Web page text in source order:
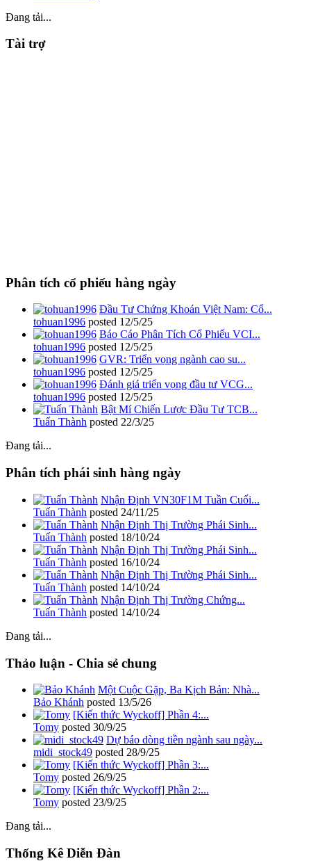
Đang tải...
Tài trợ
Phân tích cổ phiếu hàng ngày
Đầu Tư Chứng Khoán Việt Nam: Cổ...
tohuan1996 posted 12/5/25
Báo Cáo Phân Tích Cổ Phiếu VCI...
tohuan1996 posted 12/5/25
GVR: Triển vọng ngành cao su...
tohuan1996 posted 12/5/25
Đánh giá triển vọng đầu tư VCG...
tohuan1996 posted 12/5/25
Bật Mí Chiến Lược Đầu Tư TCB...
Tuấn Thành posted 22/3/25
Đang tải...
Phân tích phái sinh hàng ngày
Nhận Định VN30F1M Tuần Cuối...
Tuấn Thành posted 24/11/25
Nhận Định Thị Trường Phái Sinh...
Tuấn Thành posted 18/10/24
Nhận Định Thị Trường Phái Sinh...
Tuấn Thành posted 16/10/24
Nhận Định Thị Trường Phái Sinh...
Tuấn Thành posted 14/10/24
Nhận Định Thị Trường Chứng...
Tuấn Thành posted 14/10/24
Đang tải...
Thảo luận - Chia sẻ chung
Một Cuộc Gặp, Ba Kịch Bản: Nhà...
Bảo Khánh posted 13/5/26
[Kiến thức Wyckoff] Phần 4:...
Tomy posted 30/9/25
Dự báo dòng tiền ngành sau ngày...
midi_stock49 posted 28/9/25
[Kiến thức Wyckoff] Phần 3:...
Tomy posted 26/9/25
[Kiến thức Wyckoff] Phần 2:...
Tomy posted 23/9/25
Đang tải...
Thống Kê Diễn Đàn